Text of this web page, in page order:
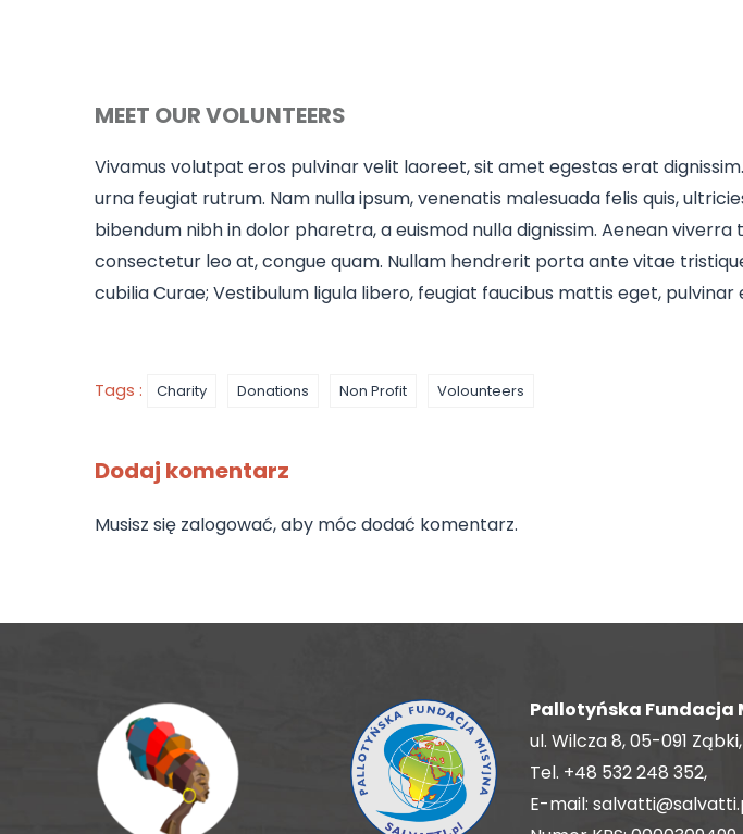
MEET OUR VOLUNTEERS
Vivamus volutpat eros pulvinar velit laoreet, sit amet egestas erat
urna feugiat rutrum. Nam nulla ipsum, venenatis malesuada felis quis,
bibendum nibh in dolor pharetra, a euismod nulla dignissim. Aenean
consectetur leo at, congue quam. Nullam hendrerit porta ante vitae
cubilia Curae; Vestibulum ligula libero, feugiat faucibus mattis eget, pulvinar
Tags : Charity Donations Non Profit Volounteers
Dodaj komentarz
Musisz się zalogować, aby móc dodać komentarz.
Pallotyńska Fundacja
ul. Wilcza 8, 05-091 Ząbki,
Tel. +48 532 248 352,
E-mail: